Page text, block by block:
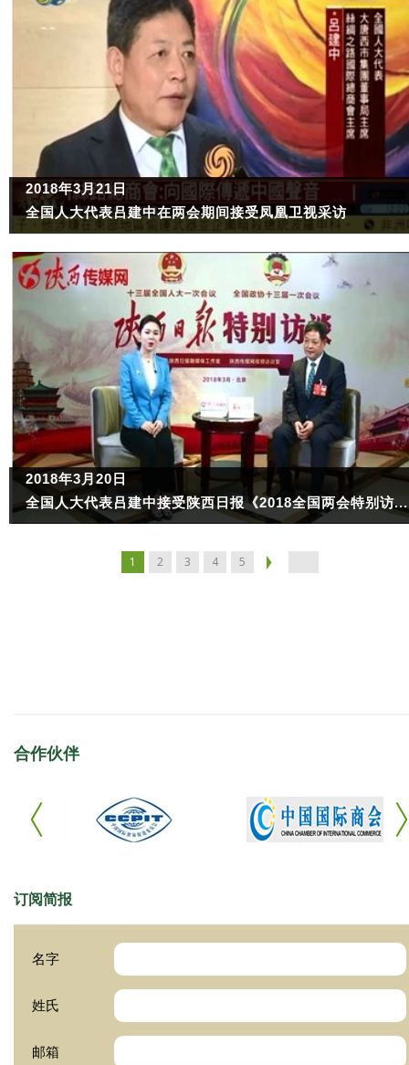
2018年3月21日
全国人大代表吕建中在两会期间接受凤凰卫视采访
2018年3月20日
全国人大代表吕建中接受陕西日报《2018全国两会特别访...
1 2 3 4 5
合作伙伴
订阅简报
名字
姓氏
邮箱